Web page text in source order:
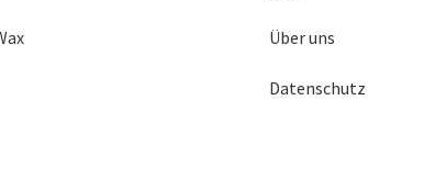
Über uns
Datenschutz